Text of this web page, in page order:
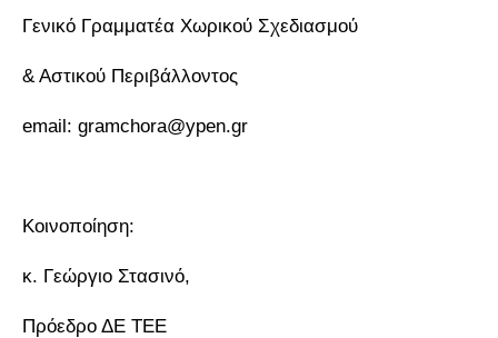
Γενικό Γραμματέα Χωρικού Σχεδιασμού
& Αστικού Περιβάλλοντος
email: gramchora@ypen.gr
Κοινοποίηση:
κ. Γεώργιο Στασινό,
Πρόεδρο ΔΕ ΤΕΕ